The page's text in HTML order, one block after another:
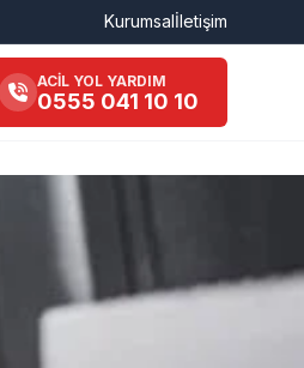
Kurumsalİletişim
ACİL YOL YARDIM
0555 041 10 10